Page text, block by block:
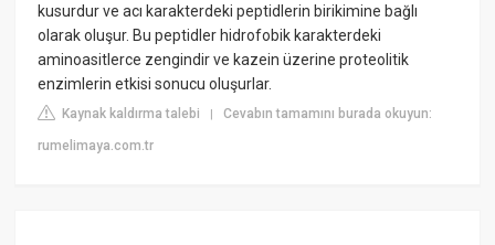
kusurdur ve acı karakterdeki peptidlerin birikimine bağlı
olarak oluşur. Bu peptidler hidrofobik karakterdeki
aminoasitlerce zengindir ve kazein üzerine proteolitik
enzimlerin etkisi sonucu oluşurlar.
Kaynak kaldırma talebi |Cevabın tamamını burada okuyun:
rumelimaya.com.tr